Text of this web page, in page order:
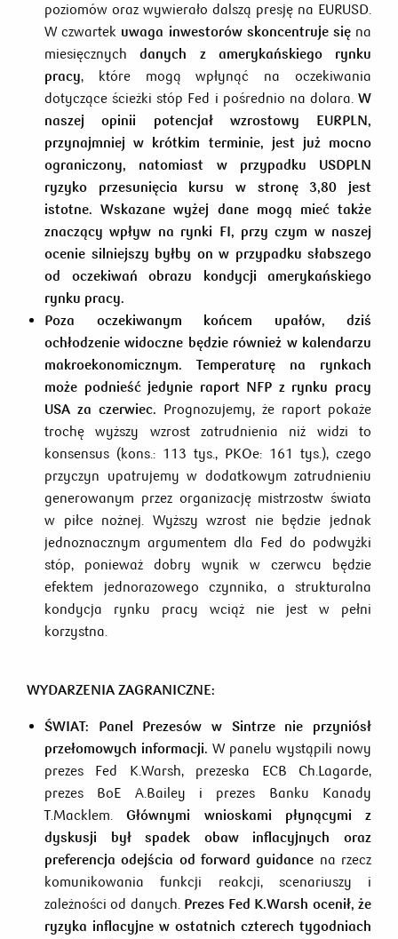
poziomów oraz wywierało dalszą presję na EURUSD.
W czwartek uwaga inwestorów skoncentruje sięna
miesięcznychdanych z amerykańskiego rynku
pracy, które mogą wpłynąć na oczekiwania
dotyczące ścieżki stóp Fed i pośrednio na dolara. W
naszej opinii potencjał wzrostowy EURPLN,
przynajmniej w krótkim terminie, jest już mocno
ograniczony, natomiast w przypadku USDPLN
ryzyko przesunięcia kursu w stronę 3,80 jest
istotne. Wskazane wyżej dane mogą mieć także
znaczący wpływ na rynki FI, przy czym w naszej
ocenie silniejszy byłby on w przypadku słabszego
od oczekiwań obrazu kondycji amerykańskiego
rynku pracy.
Poza oczekiwanym końcem upałów, dziś
ochłodzenie widoczne będzie również w kalendarzu
makroekonomicznym. Temperaturę na rynkach
może podnieść jedynie raport NFP z rynku pracy
USA za czerwiec. Prognozujemy, że raport pokaże
trochę wyższy wzrost zatrudnienia niż widzi to
konsensus (kons.: 113 tys., PKOe: 161 tys.), czego
przyczyn upatrujemy w dodatkowym zatrudnieniu
generowanym przez organizację mistrzostw świata
w piłce nożnej. Wyższy wzrost nie będzie jednak
jednoznacznym argumentem dla Fed do podwyżki
stóp, ponieważ dobry wynik w czerwcu będzie
efektem jednorazowego czynnika, a strukturalna
kondycja rynku pracy wciąż nie jest w pełni
korzystna.
WYDARZENIA ZAGRANICZNE:
ŚWIAT:
Panel Prezesów w Sintrze nie przyniósł
przełomowych informacji. W panelu wystąpili nowy
prezes Fed K.Warsh, prezeska ECB Ch.Lagarde,
prezes BoE A.Bailey i prezes Banku Kanady
T.Macklem.Głównymi wnioskami płynącymi z
dyskusji
był spadek obaw inflacyjnych oraz
preferencja odejścia od forward guidance na rzecz
komunikowania funkcji reakcji, scenariuszy i
zależności od danych. Prezes Fed K.Warsh ocenił, że
ryzyka inflacyjne w ostatnich czterech tygodniach